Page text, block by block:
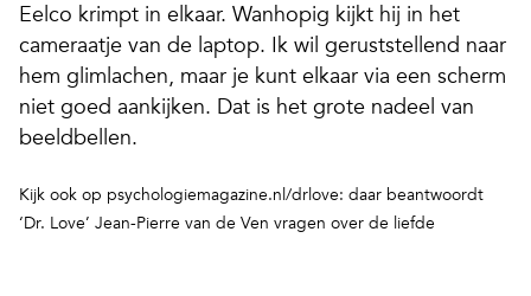
Eelco krimpt in elkaar. Wanhopig kijkt hij in het
cameraatje van de laptop. Ik wil geruststellend naar
hem glimlachen, maar je kunt elkaar via een scherm
niet goed aankijken. Dat is het grote nadeel van
beeldbellen.
Kijk ook op psychologiemagazine.nl/drlove: daar beantwoordt
‘Dr. Love’ Jean-Pierre van de Ven vragen over de liefde